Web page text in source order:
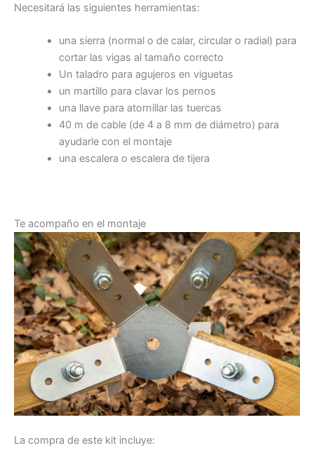
Necesitará las siguientes herramientas:
una sierra (normal o de calar, circular o radial) para
cortar las vigas al tamaño correcto
Un taladro para agujeros en viguetas
un martillo para clavar los pernos
una llave para atornillar las tuercas
40 m de cable (de 4 a 8 mm de diámetro) para
ayudarle con el montaje
una escalera o escalera de tijera
Te acompaño en el montaje
La compra de este kit incluye: